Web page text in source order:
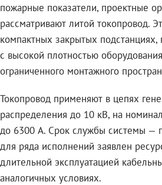
пожарные показатели, проектные
рассматривают литой токопровод.
компактных закрытых подстанциях,
с высокой плотностью
ограниченного монтажного
Токопровод применяют в цепях
распределения до 10 кВ, на
до 6300 А. Срок службы системы —
для ряда исполнений заявлен
длительной эксплуатацией
аналогичных условиях.